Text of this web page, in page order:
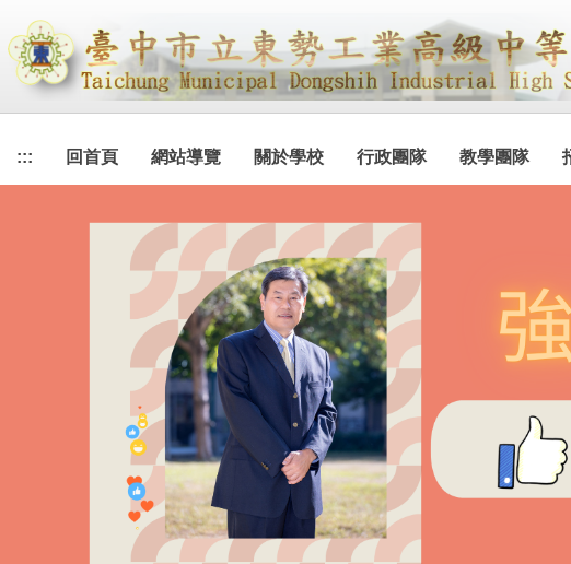
到
主
要
內
區
::: 回首頁 網站導覽 關於學校 行政團隊 教學團隊